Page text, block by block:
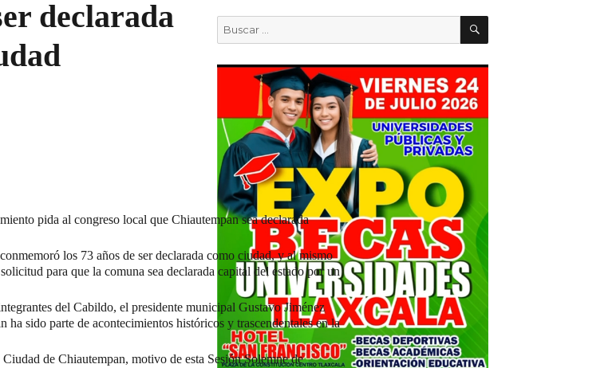
declarada
pida al congreso local que Chiautempan sea declarada
los 73 años de ser declarada como ciudad, y al mismo
para que la comuna sea declarada capital del estado por un
del Cabildo, el presidente municipal Gustavo Jiménez
sido parte de acontecimientos históricos y trascendentales en la
de Chiautempan, motivo de esta Sesión Solemne de
BUSCAR